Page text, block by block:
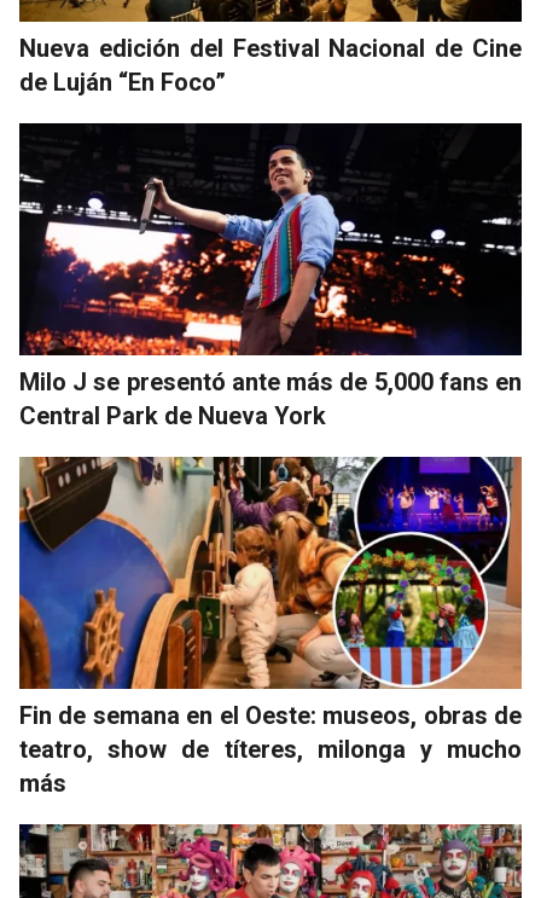
Nueva edición del Festival Nacional de Cine
de Luján “En Foco”
Milo J se presentó ante más de 5,000 fans en
Central Park de Nueva York
Fin de semana en el Oeste: museos, obras de
teatro, show de títeres, milonga y mucho
más